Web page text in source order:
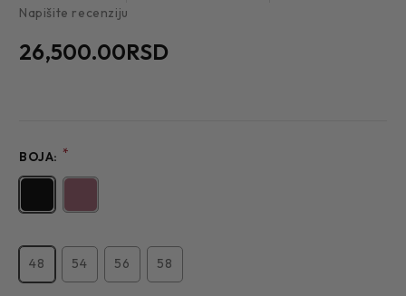
Napišite recenziju
26,500.00RSD
BOJA: *
48 54 56 58